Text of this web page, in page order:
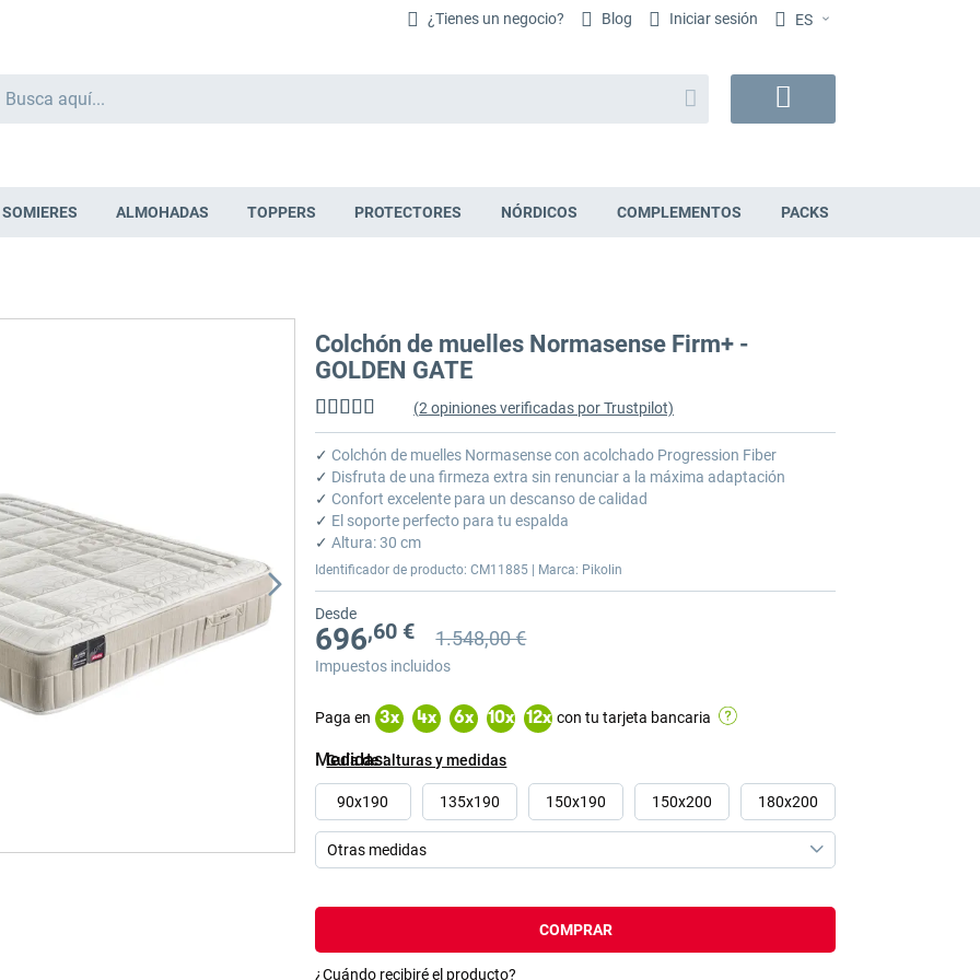
¿Tienes un negocio? Blog Iniciar sesión ES
Buscar
SOMIERES ALMOHADAS TOPPERS PROTECTORES NÓRDICOS COMPLEMENTOS PACKS
Colchón de muelles Normasense Firm+ -
GOLDEN GATE
Valoración:
of
100
(2opiniones verificadas por Trustpilot)
✓ Colchón de muelles Normasense con acolchado Progression Fiber
✓ Disfruta de una firmeza extra sin renunciar a la máxima adaptación
✓ Confort excelente para un descanso de calidad
✓ El soporte perfecto para tu espalda
✓ Altura: 30 cm
Identificador de producto: CM11885 | Marca: Pikolin
Desde
696,60 € Precio anterior
Precio anterior 1.548,00 €
1.548,00 €
Impuestos incluidos
Paga en 3x 4x 6x 10x 12x con tu tarjeta bancaria
Guía de alturas y medidas
Medidas
90x190 135x190 150x190 150x200 180x200
COMPRAR
¿Cuándo recibiré el producto?